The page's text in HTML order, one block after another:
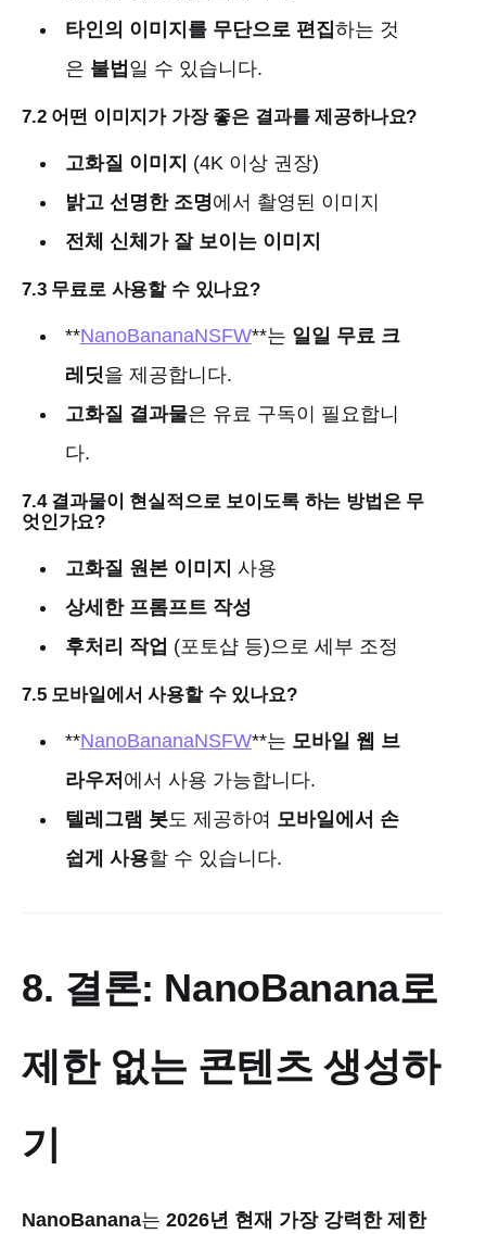
타인의 이미지를 무단으로 편집하는 것
은 불법 일 수 있습니다.
7.2 어떤 이미지가 가장 좋은 결과를 제공하나요?
고화질 이미지 (4K 이상 권장)
밝고 선명한 조명에서 촬영된 이미지
전체 신체가 잘 보이는 이미지
7.3 무료로 사용할 수 있나요?
**NanoBananaNSFW**는 일일 무료 크
레딧을 제공합니다.
고화질 결과물은 유료 구독이 필요합니
다.
7.4 결과물이 현실적으로 보이도록 하는 방법은 무
엇인가요?
고화질 원본 이미지 사용
상세한 프롬프트 작성
후처리 작업 (포토샵 등)으로 세부 조정
7.5 모바일에서 사용할 수 있나요?
**NanoBananaNSFW**는 모바일 웹 브
라우저 에서 사용 가능합니다.
텔레그램 봇도 제공하여 모바일에서 손
쉽게 사용할 수 있습니다.
8. 결론: NanoBanana로
제한 없는 콘텐츠 생성하
기
NanoBanana는 2026년 현재 가장 강력한 제한